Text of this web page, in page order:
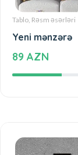
Tablo, Rəsm əsərləri
Yeni mənzərə
89 AZN